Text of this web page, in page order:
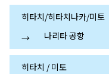
히타치/히타치나카/미토
→
나리타 공항
히타치 / 미토